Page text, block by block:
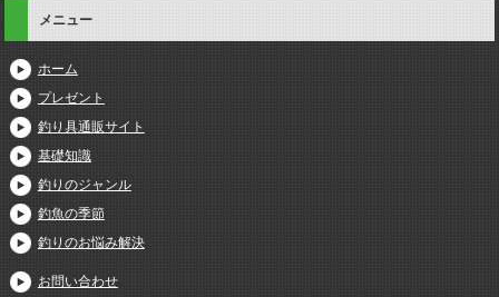
メニュー
ホーム
プレゼント
釣り具通販サイト
基礎知識
釣りのジャンル
釣魚の季節
釣りのお悩み解決
お問い合わせ